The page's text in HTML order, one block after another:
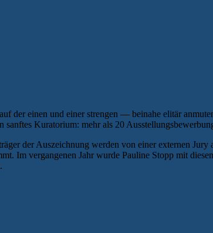
der einen und einer strengen — beinahe elitär
Kuratorium: mehr als 20
der Auszeichnung werden von einer externen
Im vergangenen Jahr wurde Pauline Stopp mit